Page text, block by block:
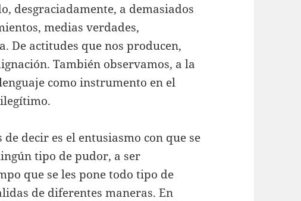
desgraciadamente, a demasiados
medias verdades,
De actitudes que nos producen,
También observamos, a la
como instrumento en el
decir es el entusiasmo con que se
tipo de pudor, a ser
que se les pone todo tipo de
de diferentes maneras. En